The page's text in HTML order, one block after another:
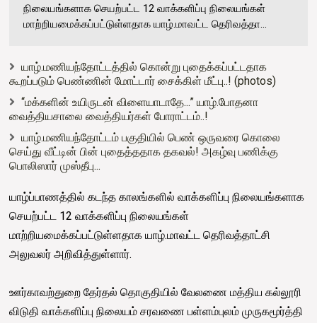
நிலையங்களாக செயற்பட்ட 12 வாக்களிப்பு நிலையங்கள்
மாற்றியமைக்கப்பட்டுள்ளதாக யாழ்.மாவட்ட தெரிவத்தா...
யாழ்.மணியந்தோட்டத்தில் கொன்று புதைக்கப்பட்டதாக
கூறப்படும் பெண்ணின் மோட்டார் சைக்கிள் மீட்பு..! (photos)
“மக்களின் உயிருடன் விளையாடாதே...” யாழ்.போதனா
வைத்தியசாலை வைத்தியர்கள் போராட்டம்..!
யாழ்.மணியந்தோட்டம் பகுதியில் பெண் ஒருவரை கொலை
செய்து வீட்டின் பின் புதைத்ததாக தகவல்! அகழ்வு பணிக்கு
பொலிஸார் முஸ்தீபு...
யாழ்ப்பாணத்தில் கடந்த காலங்களில் வாக்களிப்பு நிலையங்களாக
செயற்பட்ட 12 வாக்களிப்பு நிலையங்கள்
மாற்றியமைக்கப்பட்டுள்ளதாக யாழ்.மாவட்ட தெரிவத்தாட்சி
அலுவலர் அறிவித்துள்ளார்.
ஊர்காவற்துறை தேர்தல் தொகுதியில் வேலணை மத்திய கல்லூரி
விடுதி வாக்களிப்பு நிலையம் சரவணை பள்ளம்புலம் முருகமூர்த்தி